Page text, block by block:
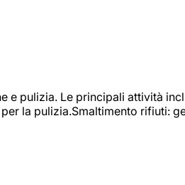
e pulizia. Le principali attività
la pulizia.Smaltimento rifiuti: